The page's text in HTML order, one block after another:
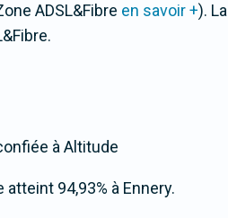
ADSL&Fibre en savoir +). La
à Altitude
94,93% à Ennery.